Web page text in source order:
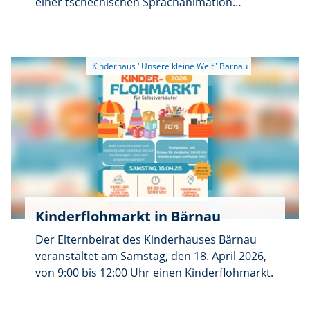
viele neue Eindrücke. Die Ausflüge waren für
allen Sinnen kennenzulernen. Mit vielen
schönen Erinnerungen kehrten die Kinder
jeweils ins Kinderhaus zurück. Ein herzliches
Dankeschön an die Familie Gleißner aus
Iglersreuth sowie an die Familie Mark aus
Ellenfeld für die herzliche Gastfreundschaft,
die interessanten Einblicke und die Zeit, die
sie sich für die Kinder genommen haben.
Sprachanimateurin Frederike Sevcikova
durchgeführt wurden.
Kinderflohmarkt in Bärnau
Der Elternbeirat des Kinderhauses Bärnau
veranstaltet am Samstag, den 18. April 2026,
von 9:00 bis 12:00 Uhr einen Kinderflohmarkt.